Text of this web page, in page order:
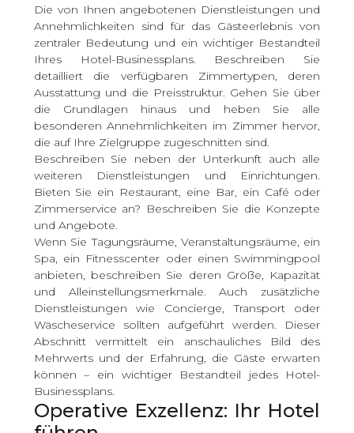
Die von Ihnen angebotenen Dienstleistungen und
Annehmlichkeiten sind für das Gästeerlebnis von
zentraler Bedeutung und ein wichtiger Bestandteil
Ihres Hotel-Businessplans. Beschreiben Sie
detailliert die verfügbaren Zimmertypen, deren
Ausstattung und die Preisstruktur. Gehen Sie über
die Grundlagen hinaus und heben Sie alle
besonderen Annehmlichkeiten im Zimmer hervor,
die auf Ihre Zielgruppe zugeschnitten sind.
Beschreiben Sie neben der Unterkunft auch alle
weiteren Dienstleistungen und Einrichtungen.
Bieten Sie ein Restaurant, eine Bar, ein Café oder
Zimmerservice an? Beschreiben Sie die Konzepte
und Angebote.
Wenn Sie Tagungsräume, Veranstaltungsräume, ein
Spa, ein Fitnesscenter oder einen Swimmingpool
anbieten, beschreiben Sie deren Größe, Kapazität
und Alleinstellungsmerkmale. Auch zusätzliche
Dienstleistungen wie Concierge, Transport oder
Wäscheservice sollten aufgeführt werden. Dieser
Abschnitt vermittelt ein anschauliches Bild des
Mehrwerts und der Erfahrung, die Gäste erwarten
können – ein wichtiger Bestandteil jedes Hotel-
Businessplans.
Operative Exzellenz: Ihr Hotel